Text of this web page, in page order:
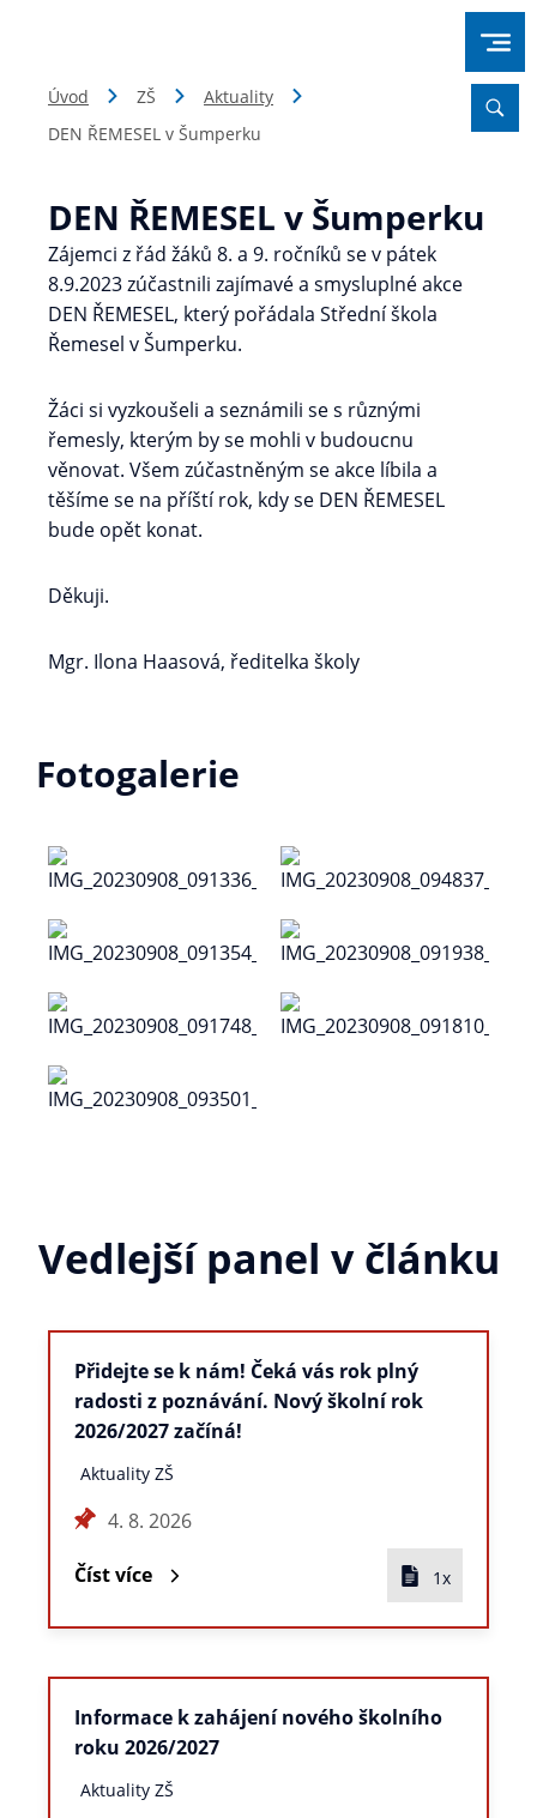
Úvod ZŠ
Aktuality
DEN ŘEMESEL v Šumperku
DEN ŘEMESEL v Šumperku
Zájemci z řád žáků 8. a 9. ročníků se v pátek
8.9.2023 zúčastnili zajímavé a smysluplné akce
DEN ŘEMESEL, který pořádala Střední škola
Řemesel v Šumperku.
Žáci si vyzkoušeli a seznámili se s různými
řemesly, kterým by se mohli v budoucnu
věnovat. Všem zúčastněným se akce líbila a
těšíme se na příští rok, kdy se DEN ŘEMESEL
bude opět konat.
Děkuji.
Mgr. Ilona Haasová, ředitelka školy
Fotogalerie
Vedlejší panel v článku
Přidejte se k nám! Čeká vás rok plný
radosti z poznávání. Nový školní rok
2026/2027 začíná!
Aktuality ZŠ
4. 8. 2026
Číst více 1x
Informace k zahájení nového školního
roku 2026/2027
Aktuality ZŠ